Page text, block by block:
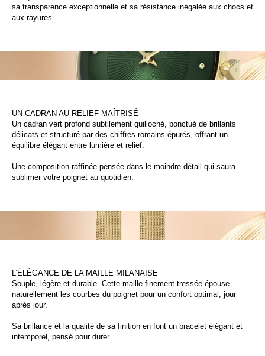
sa transparence exceptionnelle et sa résistance inégalée aux chocs et
aux rayures.
UN CADRAN AU RELIEF MAÎTRISÉ
Un cadran vert profond subtilement guilloché, ponctué de brillants
délicats et structuré par des chiffres romains épurés, offrant un
équilibre élégant entre lumière et relief.
Une composition raffinée pensée dans le moindre détail qui saura
sublimer votre poignet au quotidien.
L’ÉLÉGANCE DE LA MAILLE MILANAISE
Souple, légère et durable. Cette maille finement tressée épouse
naturellement les courbes du poignet pour un confort optimal, jour
après jour.
Sa brillance et la qualité de sa finition en font un bracelet élégant et
intemporel, pensé pour durer.